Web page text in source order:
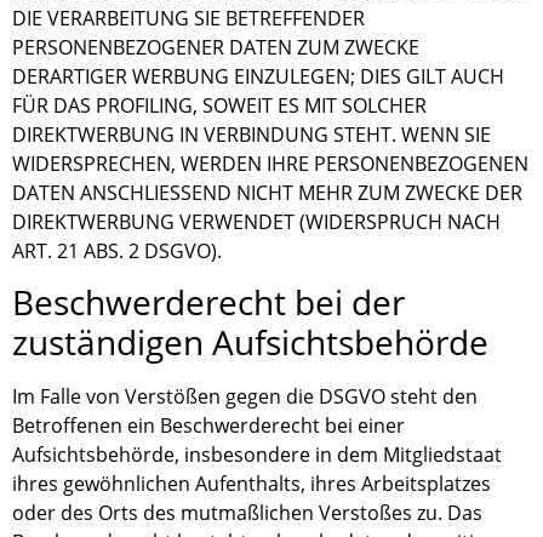
DIE VERARBEITUNG SIE BETREFFENDER
PERSONENBEZOGENER DATEN ZUM ZWECKE
DERARTIGER WERBUNG EINZULEGEN; DIES GILT AUCH
FÜR DAS PROFILING, SOWEIT ES MIT SOLCHER
DIREKTWERBUNG IN VERBINDUNG STEHT. WENN SIE
WIDERSPRECHEN, WERDEN IHRE PERSONENBEZOGENEN
DATEN ANSCHLIESSEND NICHT MEHR ZUM ZWECKE DER
DIREKTWERBUNG VERWENDET (WIDERSPRUCH NACH
ART. 21 ABS. 2 DSGVO).
Beschwerde­recht bei der
zuständigen Aufsichts­behörde
Im Falle von Verstößen gegen die DSGVO steht den
Betroffenen ein Beschwerderecht bei einer
Aufsichtsbehörde, insbesondere in dem Mitgliedstaat
ihres gewöhnlichen Aufenthalts, ihres Arbeitsplatzes
oder des Orts des mutmaßlichen Verstoßes zu. Das